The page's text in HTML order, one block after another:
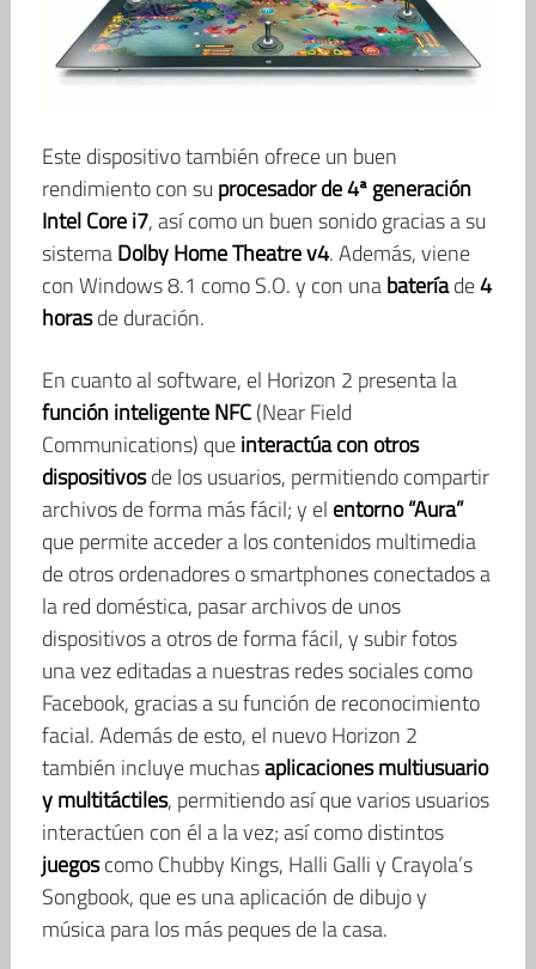
Este dispositivo también ofrece un buen
rendimiento con su procesador de 4ª generación
Intel Core i7, así como un buen sonido gracias a su
sistemaDolby Home Theatre v4. Además, viene
con Windows 8.1 como S.O. y con unabateríade4
horasde duración.
En cuanto al software, el Horizon 2 presenta la
función inteligente NFC(Near Field
Communications) queinteractúa con otros
dispositivosde los usuarios, permitiendo compartir
archivos de forma más fácil; y el entorno “Aura”
que permite acceder a los contenidos multimedia
de otros ordenadores o smartphones conectados a
la red doméstica, pasar archivos de unos
dispositivos a otros de forma fácil, y subir fotos
una vez editadas a nuestras redes sociales como
Facebook, gracias a su función de reconocimiento
facial. Además de esto, el nuevo Horizon 2
también incluye muchasaplicaciones multiusuario
y multitáctiles, permitiendo así que varios usuarios
interactúen con él a la vez; así como distintos
juegoscomo Chubby Kings, Halli Galli y Crayola’s
Songbook, que es una aplicación de dibujo y
música para los más peques de la casa.